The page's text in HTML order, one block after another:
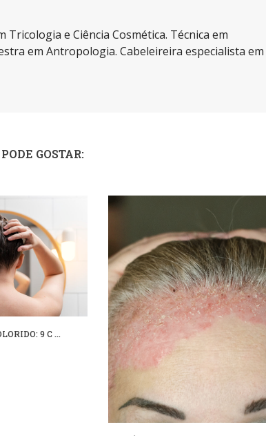
Tricologia e Ciência Cosmética. Técnica em
em Antropologia. Cabeleireira especialista em
GOSTAR:
9 C ...